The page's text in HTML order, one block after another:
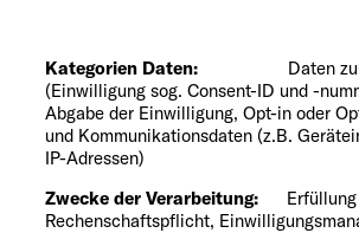
Kategorien Daten: Daten zur
(Einwilligung sog. Consent-ID und -
Abgabe der Einwilligung, Opt-in oder
und Kommunikationsdaten (z.B.
IP-Adressen)
Zwecke der Verarbeitung: Erfüllung
Rechenschaftspflicht,